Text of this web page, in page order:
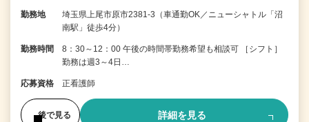
勤務地
埼玉県上尾市原市2381-3（車通勤OK／ニューシャトル「沼
南駅」徒歩4分）
勤務時間
8：30～12：00 午後の時間帯勤務希望も相談可 ［シフト］
勤務は週3～4日…
応募資格 正看護師
後で見る 詳細を見る